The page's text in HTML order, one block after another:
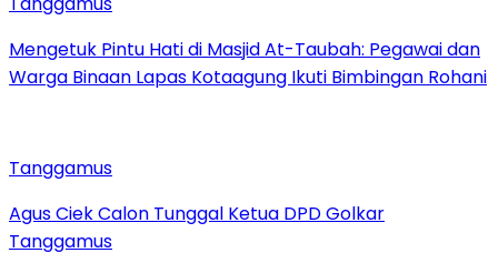
Mengetuk Pintu Hati di Masjid At-Taubah: Pegawai dan
Warga Binaan Lapas Kotaagung Ikuti Bimbingan Rohani
Tanggamus
Agus Ciek Calon Tunggal Ketua DPD Golkar
Tanggamus